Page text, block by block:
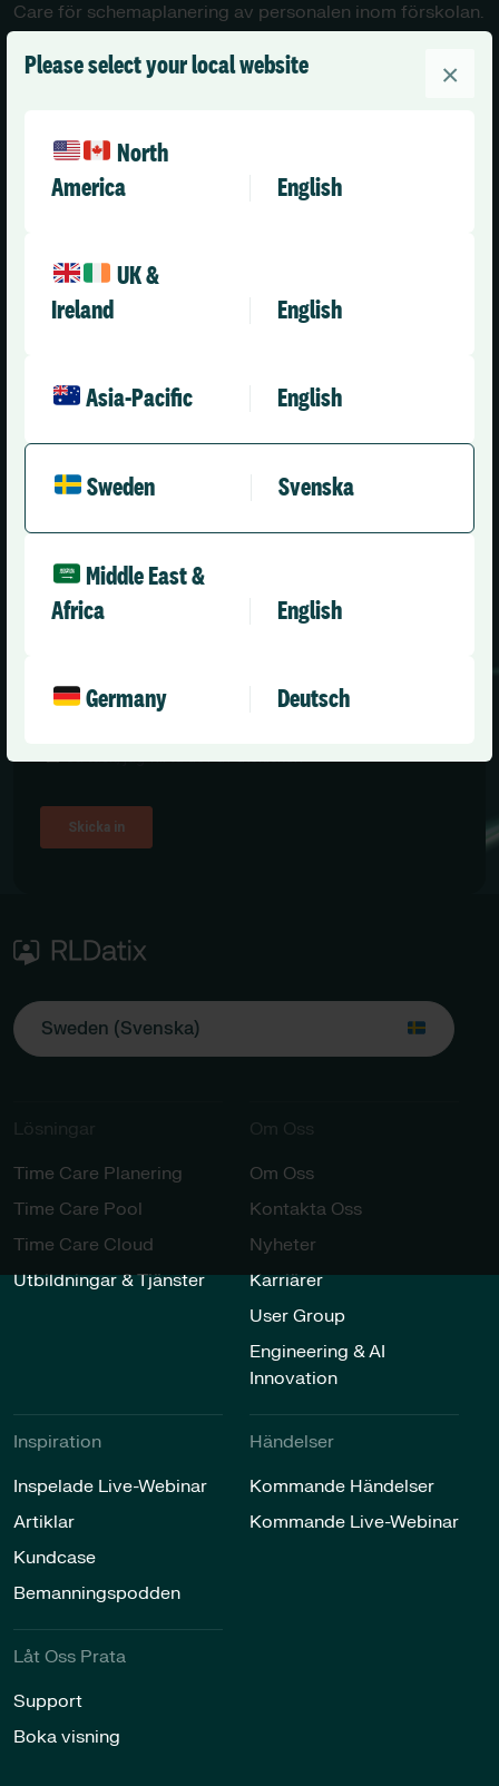
Please select your local website
North
America
English
UK &
Ireland
English
Asia-Pacific English
Sweden Svenska
Middle East &
Africa
English
Germany Deutsch
×
Care för schemaplanering av personalen inom förskolan.
För att starta webinaret fyll i formuläret till höger och
Sweden (Svenska)
Lösningar​​
Time Care Planering
Time Care Pool
Time Care Cloud
Utbildningar & Tjänster​
Om Oss
Om Oss
Kontakta Oss
Nyheter
Karriärer​
User Group
Engineering & AI
Innovation
Inspiration​
Inspelade Live-Webinar
Artiklar
Kundcase
Bemanningspodden
Händelser​
Kommande Händelser
Kommande Live-Webinar
Låt Oss Prata​
Support
Boka visning